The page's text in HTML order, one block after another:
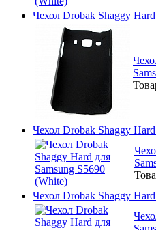
Чехол Drobak Shaggy
Чехол Drobak Shaggy
Чехол Drobak Shaggy